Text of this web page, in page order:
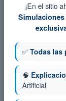
¡En el sitio
Simulaciones
✅ Todas las
🧠
Artificial